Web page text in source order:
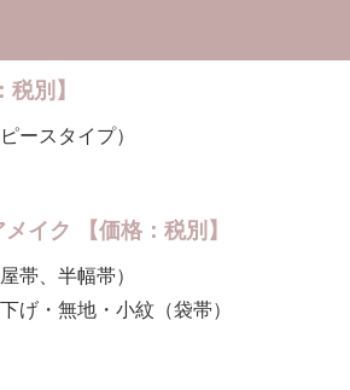
別】
ースタイプ）
イク 【価格：税別】
帯、半幅帯）
げ・無地・小紋（袋帯）